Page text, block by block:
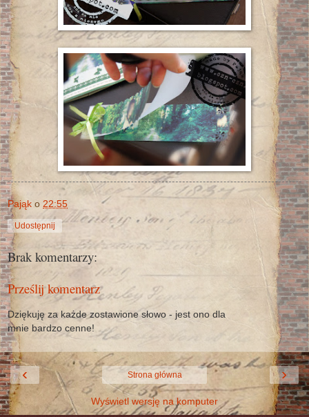
Pająk o 22:55
Udostępnij
Brak komentarzy:
Prześlij komentarz
Dziękuję za każde zostawione słowo - jest ono dla
mnie bardzo cenne!
‹ ›
Strona główna
Wyświetl wersję na komputer